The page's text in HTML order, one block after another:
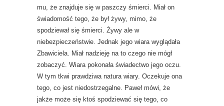
mu, że znajduje się w paszczy śmierci. Miał on
świadomość tego, że był żywy, mimo, że
spodziewał się śmierci. Żywy ale w
niebezpieczeństwie. Jednak jego wiara wyglądała
Zbawiciela. Miał nadzieję na to czego nie mógł
zobaczyć. Wiara pokonała świadectwo jego oczu.
W tym tkwi prawdziwa natura wiary. Oczekuje ona
tego, co jest niedostrzegalne. Paweł mówi, że
jakże może się ktoś spodziewać się tego, co